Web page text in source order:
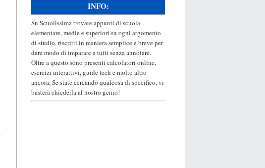
INFO:
Su Scuolissima trovate appunti di scuola
elementare, medie e superiori su ogni argomento
di studio, riscritti in maniera semplice e breve per
dare modo di imparare a tutti senza annoiare.
Oltre a questo sono presenti calcolatori online,
esercizi interattivi, guide tech e molto altro
ancora. Se state cercando qualcosa di specifico, vi
basterà chiederla al nostro genio!